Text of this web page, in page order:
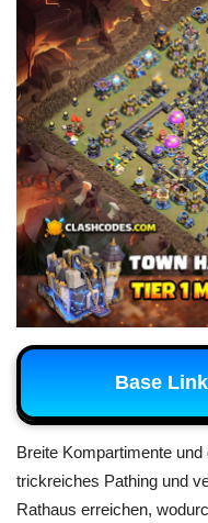
Base
Breite Kompartimente
trickreiches Pathing und
Rathaus erreichen,